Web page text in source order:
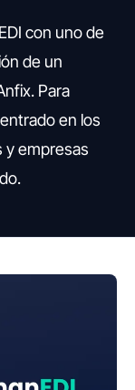
con uno de
de un
Para
en los
y empresas